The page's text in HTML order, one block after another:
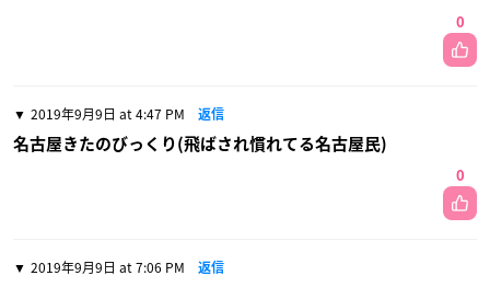
0
2019年9月9日 at 4:47 PM 返信
名古屋きたのびっくり(飛ばされ慣れてる名古屋民)
0
2019年9月9日 at 7:06 PM 返信